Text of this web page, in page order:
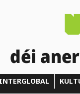
déi
INTERGLOBAL